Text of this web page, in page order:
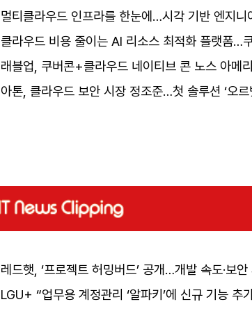
멀티클라우드 인프라를 한눈에…시각 기반 엔지
클라우드 비용 줄이는 AI 리소스 최적화 플랫폼…
래블업, 쿠버콘+클라우드 네이티브 콘 노스 아메
아톤, 클라우드 보안 시장 정조준…첫 솔루션 ‘오
레드햇, ‘프로젝트 허밍버드’ 공개…개발 속도·보
LGU+ “업무용 계정관리 ‘알파키’에 신규 기능